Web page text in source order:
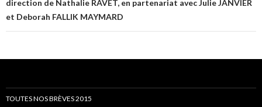
direction de Nathalie RAVET, en partenariat avec Julie JANVIER
et Deborah FALLIK MAYMARD
TOUTES NOS BRÈVES 2015